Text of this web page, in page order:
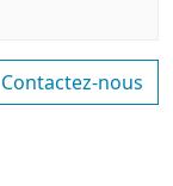
Contactez-nous